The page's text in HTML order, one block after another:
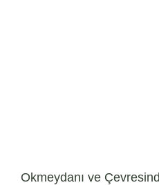
Okmeydanı ve